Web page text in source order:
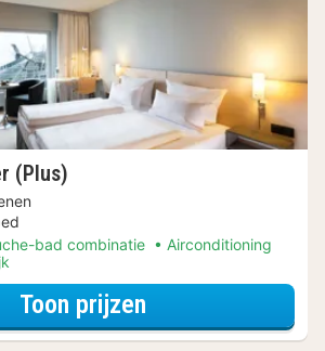
(Plus)
bad combinatie
Airconditioning
Toon prijzenvoor De stad is